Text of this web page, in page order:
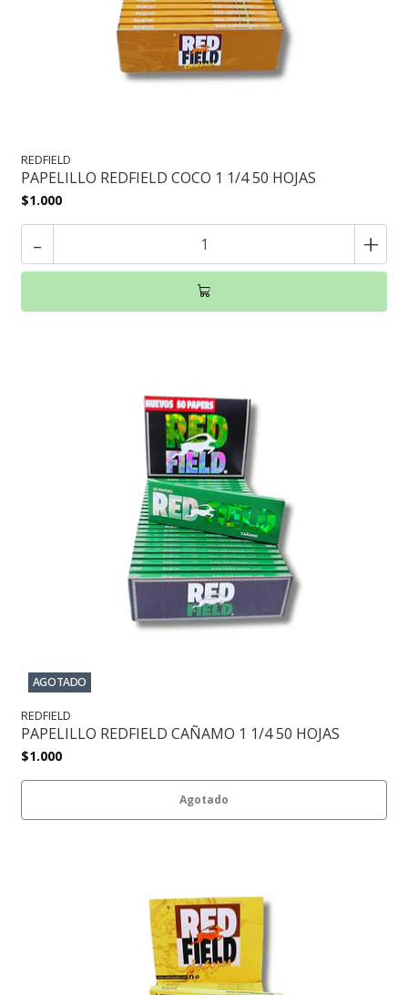
REDFIELD
PAPELILLO REDFIELD COCO 1 1/4 50 HOJAS
$1.000
- +
AGOTADO
REDFIELD
PAPELILLO REDFIELD CAÑAMO 1 1/4 50 HOJAS
$1.000
Agotado